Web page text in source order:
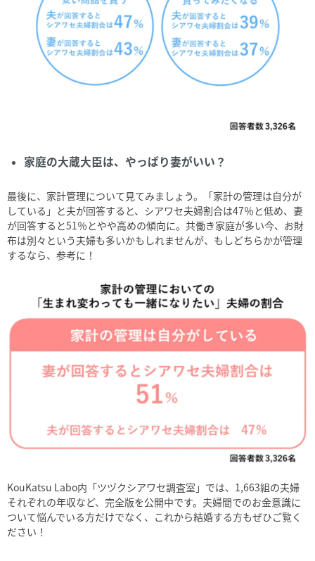
家庭の大蔵大臣は、やっぱり妻がいい？
最後に、家計管理について見てみましょう。「家計の管理は自分が
している」と夫が回答すると、シアワセ夫婦割合は47％と低め、妻
が回答すると51 ％とやや高めの傾向に。共働き家庭が多い今、お財
布は別々という夫婦も多いかもしれませんが、もしどちらかが管理
するなら、参考に！
KouKatsu Labo内「ツヅクシアワセ調査室」では、 1,663組の夫婦
それぞれの年収など、完全版を公開中です。夫婦間でのお金意識に
ついて悩んでいる方だけでなく、これから結婚する方もぜひご覧く
ださい！